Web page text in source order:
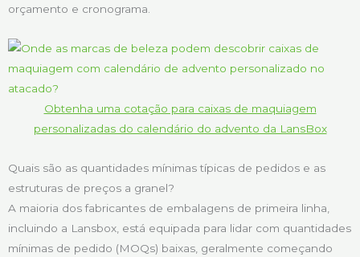
orçamento e cronograma.
Obtenha uma cotação para caixas de maquiagem
personalizadas do calendário do advento da LansBox
Quais são as quantidades mínimas típicas de pedidos e as
estruturas de preços a granel?
A maioria dos fabricantes de embalagens de primeira linha,
incluindo a Lansbox, está equipada para lidar com quantidades
mínimas de pedido (MOQs) baixas, geralmente começando